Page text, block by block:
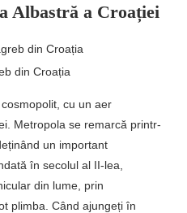
Albastră a Croației
din Croația
cu un aer
Metropola se remarcă printr-
un important
în secolul al II-lea,
din lume, prin
plimba. Când ajungeți în